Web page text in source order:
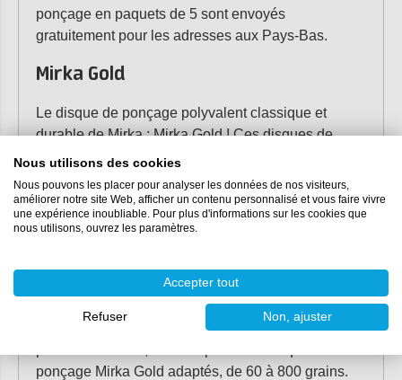
ponçage en paquets de 5 sont envoyés
gratuitement pour les adresses aux Pays-Bas.
Mirka Gold
Le disque de ponçage polyvalent classique et
durable de Mirka ; Mirka Gold ! Ces disques de
ponçage populaires ont un grain d'oxyde
d'aluminium puissant dans un saupoudrage semi-
ouvert. Comme la poussière est transportée le long
des grains, le papier de verre a une longue durée
disques de ponçage Mirka Gold sont disponibles
125 mm,150 mmet comme
. Ainsi, pour la plupart des
ponçage Mirka Gold adaptés, de 60 à 800 grains.
Nous utilisons des cookies
Nous pouvons les placer pour analyser les données de nos visiteurs,
améliorer notre site Web, afficher un contenu personnalisé et vous faire vivre
une expérience inoubliable. Pour plus d'informations sur les cookies que
nous utilisons, ouvrez les paramètres.
Accepter tout
Refuser Non, ajuster